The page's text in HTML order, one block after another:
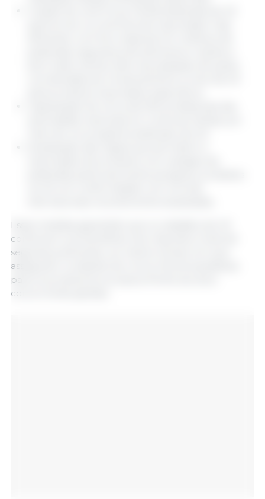
Essas medidas garantirão que os cidadãos da UE
continuem a se beneficiar dos mais altos níveis de
segurança alimentar, ao mesmo tempo em que
asseguram condições de concorrência equitativas
para os produtores europeus frente aos seus
concorrentes globais.